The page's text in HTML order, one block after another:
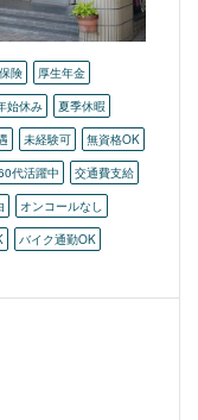
険
厚生年金
始休み
夏季休暇
未経験可
無資格OK
代活躍中
交通費支給
オンコールなし
バイク通勤OK